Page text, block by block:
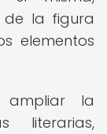
de la figura
elementos
ampliar la
literarias,